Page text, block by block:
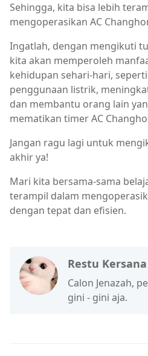
Sehingga, kita bisa lebih
mengoperasikan AC
Ingatlah, dengan mengikuti
kita akan memperoleh
kehidupan sehari-hari,
penggunaan listrik,
dan membantu orang lain
mematikan timer AC
Jangan ragu lagi untuk
akhir ya!
Mari kita bersama-sama
terampil dalam
dengan tepat dan efisien.
Restu Kersana
Calon Jenazah,
gini - gini aja.